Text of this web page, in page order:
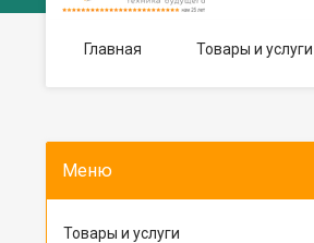
Главная Товары и услуги
Товары и услуги